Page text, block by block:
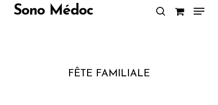
SkipSono Médoc Menu
FÊTE FAMILIALE